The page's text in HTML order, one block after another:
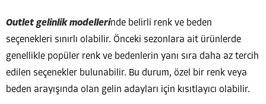
Outlet gelinlik modellerinde belirli renk ve beden
seçenekleri sınırlı olabilir. Önceki sezonlara ait ürünlerde
genellikle popüler renk ve bedenlerin yanı sıra daha az tercih
edilen seçenekler bulunabilir. Bu durum, özel bir renk veya
beden arayışında olan gelin adayları için kısıtlayıcı olabilir.